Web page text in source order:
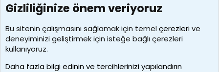
7388
Kullanıcılar
borabekirogluu
Son üye
Gizliliğinize önem veriyoruz
Bu sitenin çalışmasını sağlamak için temelçerezlerive
deneyiminizi geliştirmek için isteğe bağlı çerezleri
kullanıyoruz.
Daha fazla bilgi edinin ve tercihlerinizi yapılandırın